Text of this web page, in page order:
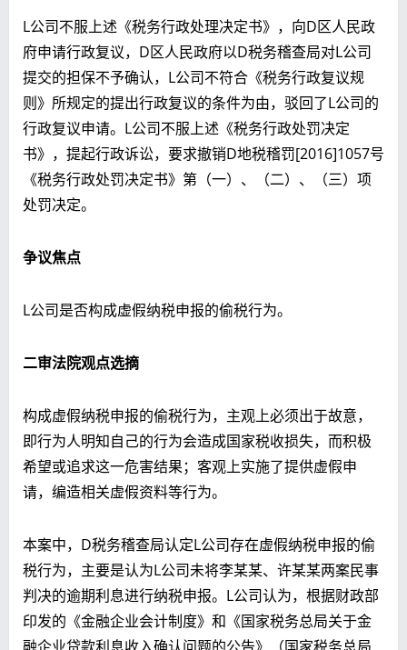
L公司不服上述《税务行政处理决定书》，向D区人民政
府申请行政复议，D区人民政府以D税务稽查局对L公司
提交的担保不予确认，L公司不符合《税务行政复议规
则》所规定的提出行政复议的条件为由，驳回了L公司的
行政复议申请。L公司不服上述《税务行政处罚决定
书》，提起行政诉讼，要求撤销D地税稽罚[2016]1057号
《税务行政处罚决定书》第（一）、（二）、（三）项
处罚决定。
争议焦点
L公司是否构成虚假纳税申报的偷税行为。
二审法院观点选摘
构成虚假纳税申报的偷税行为，主观上必须出于故意，
即行为人明知自己的行为会造成国家税收损失，而积极
希望或追求这一危害结果；客观上实施了提供虚假申
请，编造相关虚假资料等行为。
本案中，D税务稽查局认定L公司存在虚假纳税申报的偷
税行为，主要是认为L公司未将李某某、许某某两案民事
判决的逾期利息进行纳税申报。L公司认为，根据财政部
印发的《金融企业会计制度》和《国家税务总局关于金
融企业贷款利息收入确认问题的公告》（国家税务总局